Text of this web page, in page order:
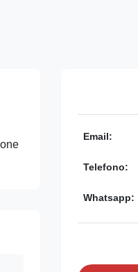
Email:
Telefono:
Whatsapp: